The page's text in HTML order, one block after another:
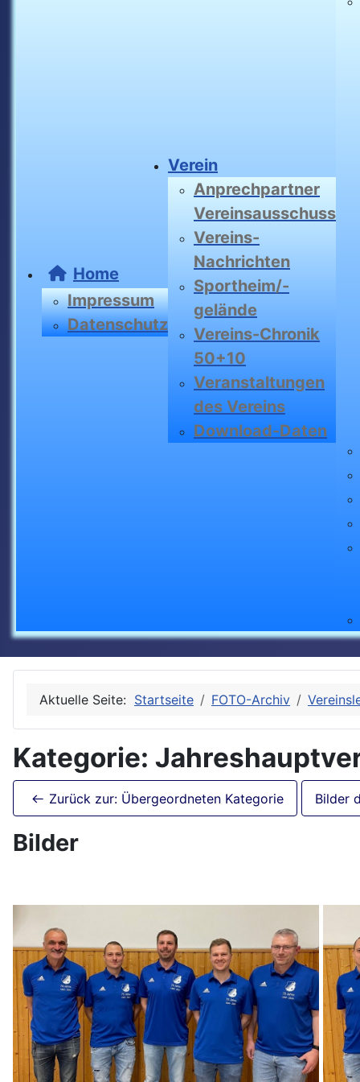
Home
Impressum
Datenschutz
Verein
Anprechpartner
Vereinsausschuss
Vereins-
Nachrichten
Sportheim/-
gelände
Vereins-Chronik
50+10
Veranstaltungen
des Vereins
Download-Daten
Aktuelle Seite: Startseite FOTO-Archiv
Kategorie:
Zurück zur: Übergeordneten Kategorie Bilder
Bilder